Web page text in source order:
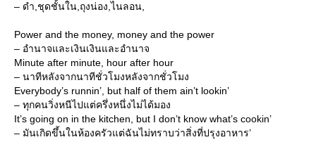
– ดำ,ชุดชั้นใน,ถุงน่อง,ไนลอน,
Power and the money, money and the power
– อำนาจและเงินเงินและอำนาจ
Minute after minute, hour after hour
– นาทีหลังจากนาทีชั่วโมงหลังจากชั่วโมง
Everybody’s runnin’, but half of them ain’t lookin’
– ทุกคนวิ่งหนีไปแต่ครึ่งหนึ่งไม่ได้มอง
It’s going on in the kitchen, but I don’t know what’s cookin’
– มันเกิดขึ้นในห้องครัวแต่ฉันไม่ทราบว่าสิ่งที่ปรุงอาหาร’